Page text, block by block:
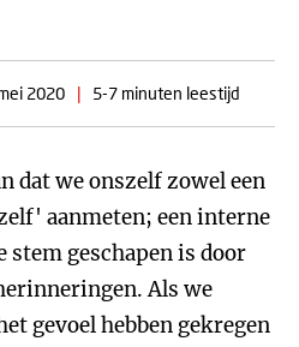
2020 | 5-7 minuten leestijd
dat we onszelf zowel een
aanmeten; een interne
geschapen is door
Als we
gevoel hebben gekregen